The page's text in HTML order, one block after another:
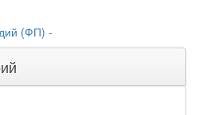
(ФП) -